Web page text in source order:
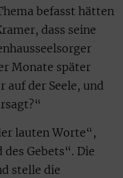
befasst hätten
dass seine
Monate später
auf der Seele, und
lauten Worte“,
Gebets“. Die
stelle die